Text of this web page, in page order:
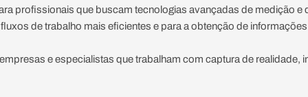
profissionais que buscam tecnologias avançadas de medição e
de trabalho mais eficientes e para a obtenção de
e especialistas que trabalham com captura de realidade,